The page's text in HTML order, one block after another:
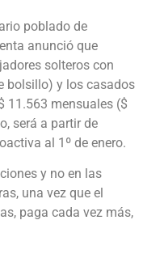
poblado de
anunció que
solteros con
bolsillo) y los casados
11.563 mensuales ($
será a partir de
al 1º de enero.
y no en las
una vez que el
paga cada vez más,